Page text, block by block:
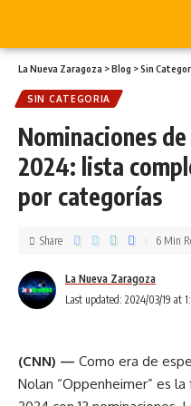
La Nueva Zaragoza >Blog >Sin
SIN CATEGORIA
Nominaciones
2024: lista
por categorías
La Nueva Zaragoza
Last updated: 2024/03/19 at
Share 6 Min
(CNN) — Como era de
Nolan “Oppenheimer” es